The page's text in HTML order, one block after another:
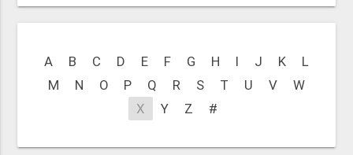
A B C D E F G H I J K
L
M
N O P Q R S T U V
W
X
Y Z #